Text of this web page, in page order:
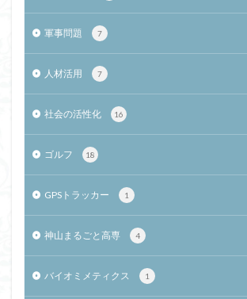
軍事問題 7
人材活用 7
社会の活性化 16
ゴルフ 18
GPSトラッカー 1
神山まるごと高専 4
バイオミメティクス 1